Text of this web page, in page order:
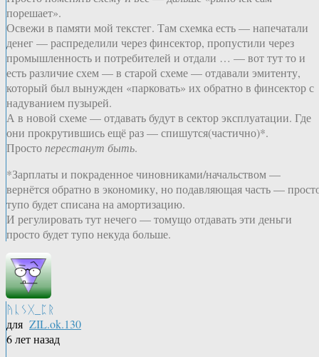
порешает».
Освежи в памяти мой текстег. Там схемка есть — напечатали
денег — распределили через финсектор, пропустили через
промышленность и потребителей и отдали … — вот тут то и
есть различие схем — в старой схеме — отдавали эмитенту,
который был вынужден «парковать» их обратно в финсектор с
надуванием пузырей.
А в новой схеме — отдавать будут в сектор эксплуатации. Где
они прокрутившись ещё раз — спишутся(частично)*.
Простоперестанут быть.
*Зарплаты и покраденное чиновниками/начальством —
вернётся обратно в экономику, но подавляющая часть —
тупо будет списана на амортизацию.
И регулировать тут нечего — томущо отдавать эти деньги
просто будет тупо некуда больше.
ᚤᚳᛊᚷ_ᛈᚱ
для ZIL.ok.130
6 лет назад